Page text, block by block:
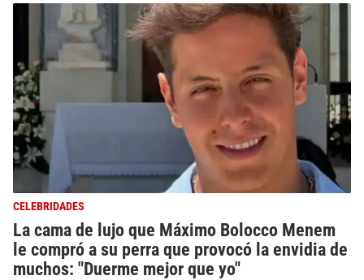
CELEBRIDADES
La cama de lujo que Máximo Bolocco Menem
le compró a su perra que provocó la envidia de
muchos: "Duerme mejor que yo"